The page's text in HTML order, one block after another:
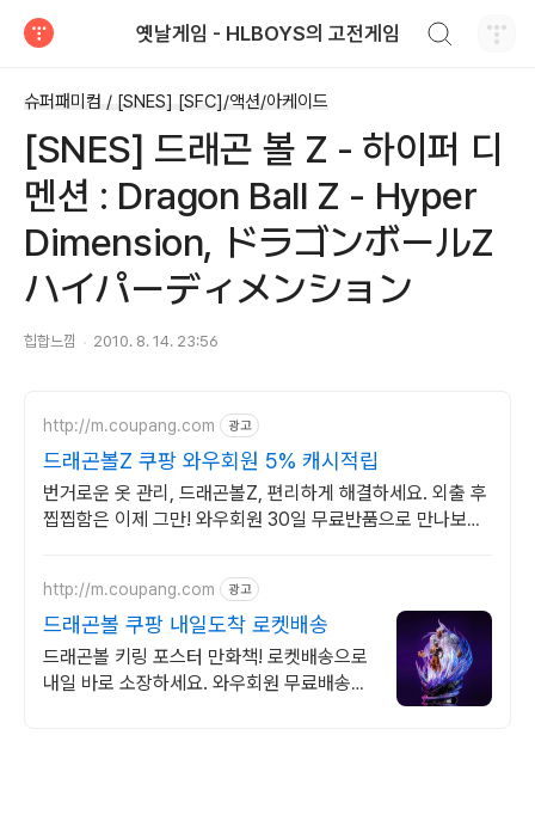
옛날게임 - HLBOYS의 고전게임
슈퍼패미컴 / [SNES] [SFC]/액션/아케이드
[SNES] 드래곤 볼 Z - 하이퍼 디
멘션 : Dragon Ball Z - Hyper
Dimension, ドラゴンボールZ
ハイパーディメンション
힙합느낌 2010. 8. 14. 23:56
http://m.coupang.com 광고
드래곤볼Z 쿠팡 와우회원 5% 캐시적립
번거로운 옷 관리, 드래곤볼Z, 편리하게 해결하세요. 외출 후
찝찝함은 이제 그만! 와우회원 30일 무료반품으로 만나보세
http://m.coupang.com 광고
드래곤볼 쿠팡 내일도착 로켓배송
드래곤볼 키링 포스터 만화책! 로켓배송으로
내일 바로 소장하세요. 와우회원 무료배송